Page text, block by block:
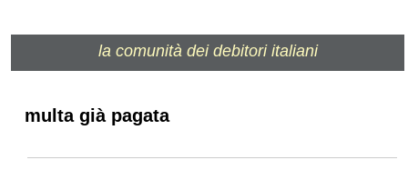
la comunità dei debitori italiani
multa già pagata